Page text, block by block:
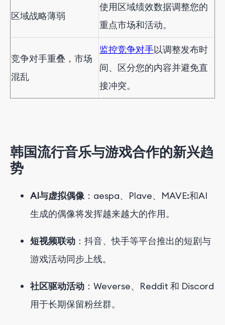
区域战略薄弱
使用区域绩效数据调整您的
重点市场和活动。
竞争对手重叠，市场
混乱
监控竞争对手以调整发布时
间、区分您的内容并避免直
接冲突。
韩国流行音乐与游戏合作的新兴趋
势
AI与虚拟偶像：aespa、Plave、MAVE:和AI
生成的偶像将发挥越来越大的作用。
短视频联动 ：抖音、快手等平台推出的短剧与
游戏活动同步上线。
社区驱动活动 ：Weverse、Reddit 和 Discord
用于长期保留粉丝群。